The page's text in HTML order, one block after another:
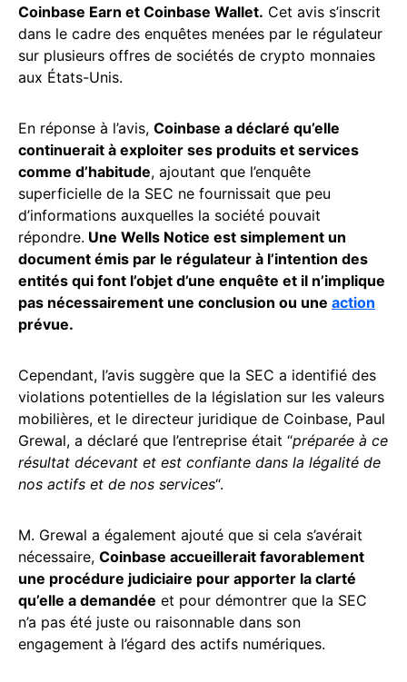
Coinbase Earn et Coinbase Wallet. Cet avis s’inscrit
dans le cadre des enquêtes menées par le régulateur
sur plusieurs offres de sociétés de crypto monnaies
aux États-Unis.
En réponse à l’avis, Coinbase a déclaré qu’elle
continuerait à exploiter ses produits et services
comme d’habitude, ajoutant que l’enquête
superficielle de la SEC ne fournissait que peu
d’informations auxquelles la société pouvait
répondre. Une Wells Notice est simplement un
document émis par le régulateur à l’intention des
entités qui font l’objet d’une enquête et il n’implique
pas nécessairement une conclusion ou une action
prévue.
Cependant, l’avis suggère que la SEC a identifié des
violations potentielles de la législation sur les valeurs
mobilières, et le directeur juridique de Coinbase, Paul
Grewal, a déclaré que l’entreprise était “préparée à ce
résultat décevant et est confiante dans la légalité de
nos actifs et de nos services“.
M. Grewal a également ajouté que si cela s’avérait
nécessaire, Coinbase accueillerait favorablement
une procédure judiciaire pour apporter la clarté
qu’elle a demandée et pour démontrer que la SEC
n’a pas été juste ou raisonnable dans son
engagement à l’égard des actifs numériques.